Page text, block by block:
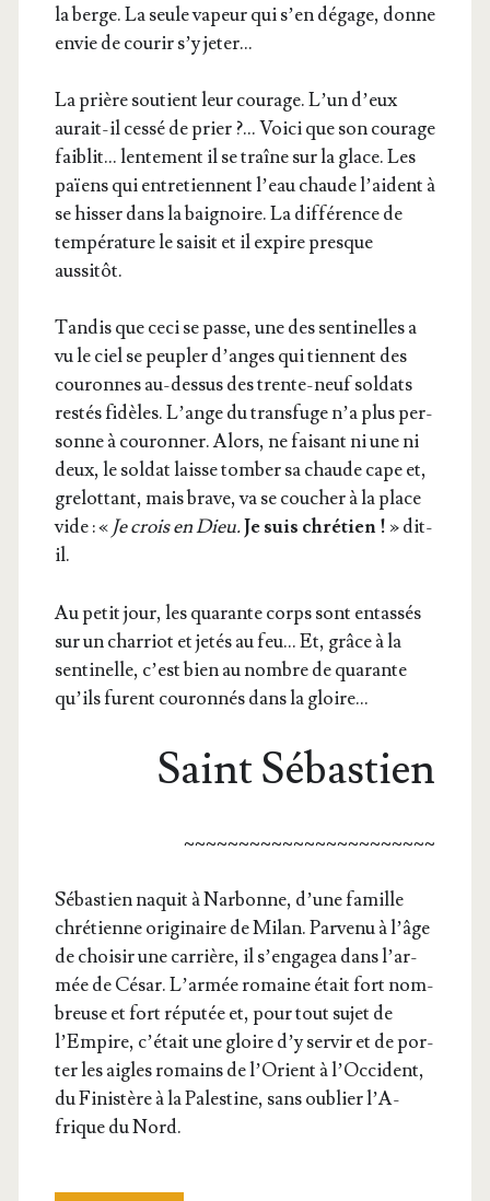
la berge. La seule vapeur qui s’en dégage, donne
envie de cou­rir s’y jeter…
La prière sou­tient leur cou­rage. L’un d’eux
aurait-il ces­sé de prier ?… Voi­ci que son cou­rage
fai­blit… len­te­ment il se traîne sur la glace. Les
païens qui entre­tiennent l’eau chaude l’aident à
se his­ser dans la bai­gnoire. La dif­fé­rence de
tem­pé­ra­ture le sai­sit et il expire presque
aussitôt.
Tan­dis que ceci se passe, une des sen­ti­nelles a
vu le ciel se peu­pler d’anges qui tiennent des
cou­ronnes au-des­sus des trente-neuf sol­dats
res­tés fidèles. L’ange du trans­fuge n’a plus per­
sonne à cou­ron­ner. Alors, ne fai­sant ni une ni
deux, le sol­dat laisse tom­ber sa chaude cape et,
gre­lot­tant, mais brave, va se cou­cher à la place
vide : « Je crois en Dieu.Je suis chré­tien ! » dit-
il.
Au petit jour, les qua­rante corps sont entas­sés
sur un char­riot et jetés au feu… Et, grâce à la
sen­ti­nelle, c’est bien au nombre de qua­rante
qu’ils furent cou­ron­nés dans la gloire…
Saint Sébastien
~~~~~~~~~~~~~~~~~~~~~~~
Sébas­tien naquit à Nar­bonne, d’une famille
chré­tienne ori­gi­naire de Milan. Par­ve­nu à l’âge
de choi­sir une car­rière, il s’en­ga­gea dans l’ar­
mée de César. L’ar­mée romaine était fort nom­
breuse et fort répu­tée et, pour tout sujet de
l’Em­pire, c’é­tait une gloire d’y ser­vir et de por­
ter les aigles romains de l’O­rient à l’Oc­ci­dent,
du Finis­tère à la Pales­tine, sans oublier l’A­
frique du Nord.